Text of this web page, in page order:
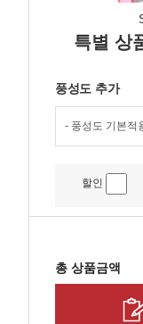
특별 상
풍성도 추가
할인
총 상품금액